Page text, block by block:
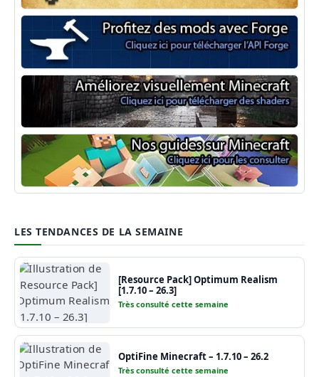
Minecraft Fabric
Minecraft Forge
Shaders Minecraft
Guide Minecraft
LES TENDANCES DE LA SEMAINE
[Resource Pack] Optimum Realism
[1.7.10 – 26.3]
Très consulté cette semaine
OptiFine Minecraft – 1.7.10 – 26.2
Très consulté cette semaine